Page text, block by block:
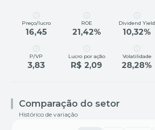
Preço/lucro
16,45
ROE
21,42%
Dividend Yield
10,32%
P/VP
3,83
Lucro por ação
R$ 2,09
Volatilidade
28,28%
Comparação do setor
Histórico de variação